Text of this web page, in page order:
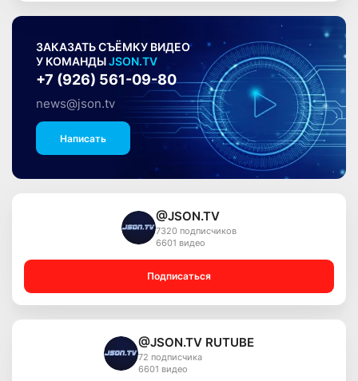
ЗАКАЗАТЬ СЪЁМКУ ВИДЕО
У КОМАНДЫJSON.TV
+7 (926) 561-09-80
news@json.tv
Написать
@JSON.TV
7320 подписчиков
6601 видео
Подписаться
@JSON.TV RUTUBE
72 подписчика
6601 видео